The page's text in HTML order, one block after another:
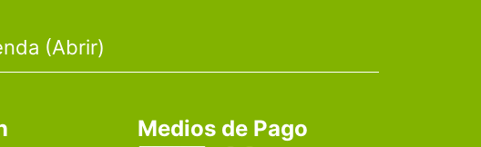
(Abrir)
Medios de Pago